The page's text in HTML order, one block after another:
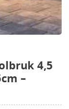
4,5
–